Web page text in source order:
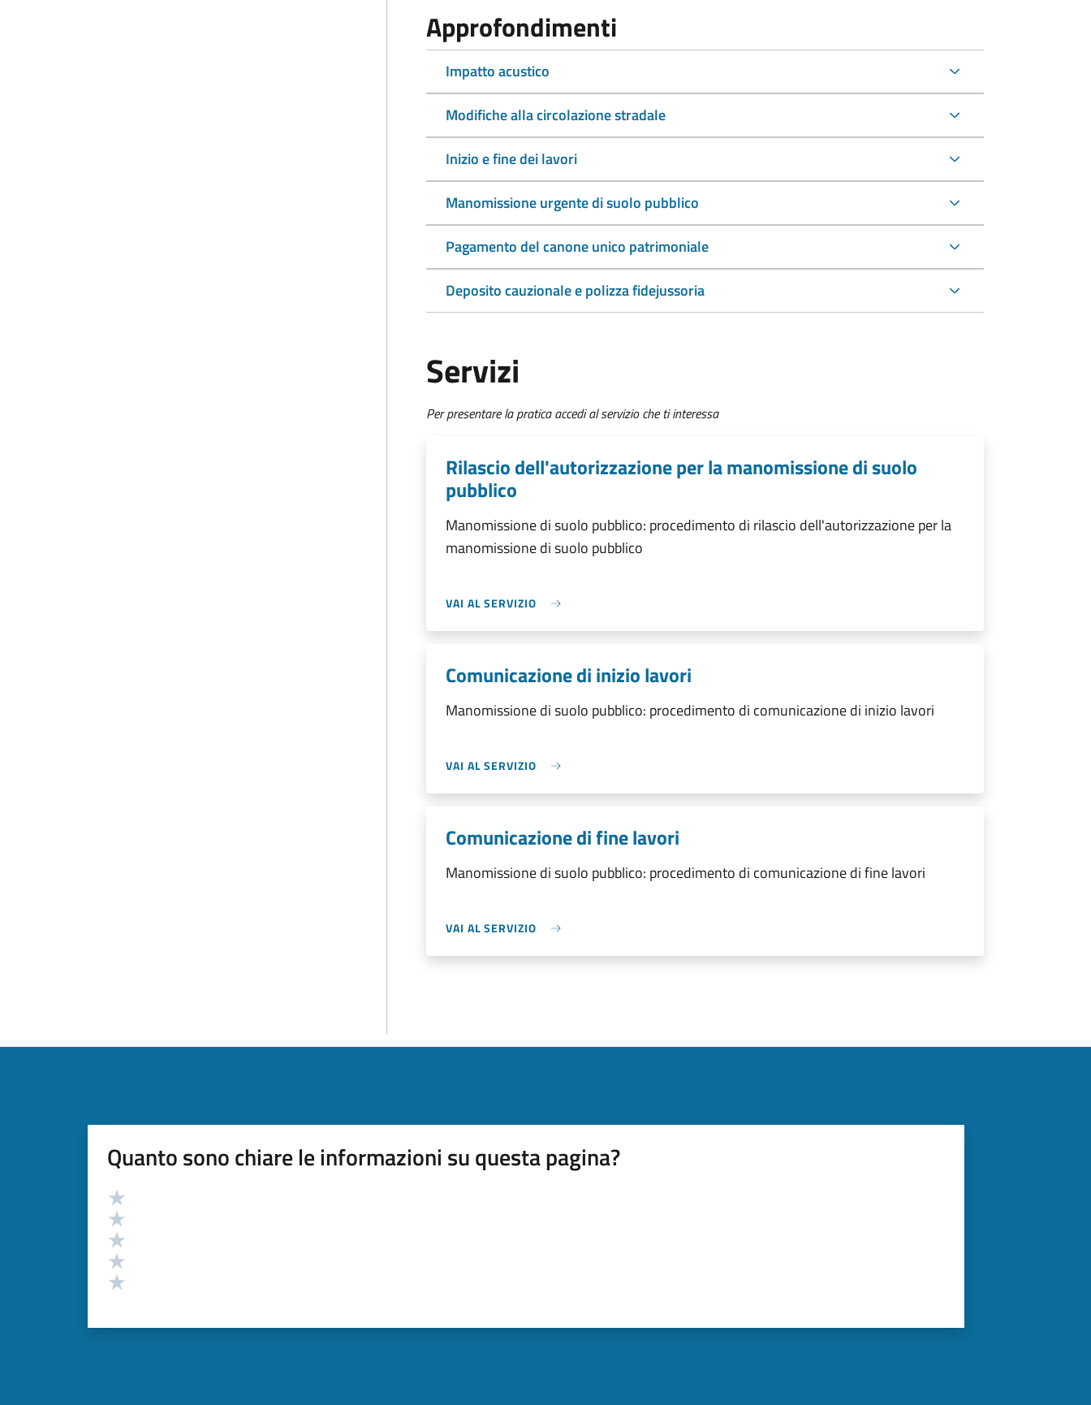
Approfondimenti
Impatto acustico
Modifiche alla circolazione stradale
Inizio e fine dei lavori
Manomissione urgente di suolo pubblico
Pagamento del canone unico patrimoniale
Deposito cauzionale e polizza fidejussoria
Servizi
Per presentare la pratica accedi al servizio che ti interessa
Rilascio dell'autorizzazione per la manomissione di suolo
pubblico
Manomissione di suolo pubblico: procedimento di rilascio dell'autorizzazione per la
manomissione di suolo pubblico
VAI AL SERVIZIO
Comunicazione di inizio lavori
Manomissione di suolo pubblico: procedimento di comunicazione di inizio lavori
VAI AL SERVIZIO
Comunicazione di fine lavori
Manomissione di suolo pubblico: procedimento di comunicazione di fine lavori
VAI AL SERVIZIO
Quanto sono chiare le informazioni su questa pagina?
Valutazione